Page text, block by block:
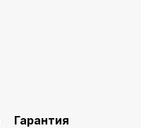
Гарантия